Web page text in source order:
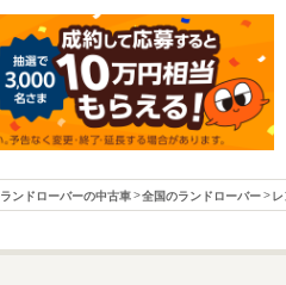
ランドローバーの中古車 全国のランドローバー